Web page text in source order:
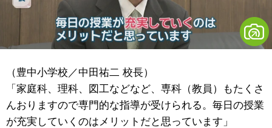
（豊中小学校／中田祐二 校長）
「家庭科、理科、図工などなど、専科（教員）もたくさ
んおりますので専門的な指導が受けられる。毎日の授業
が充実していくのはメリットだと思っています」